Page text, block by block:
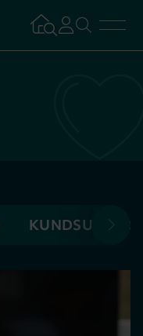
Tillbaka
KUNDSUPPORT